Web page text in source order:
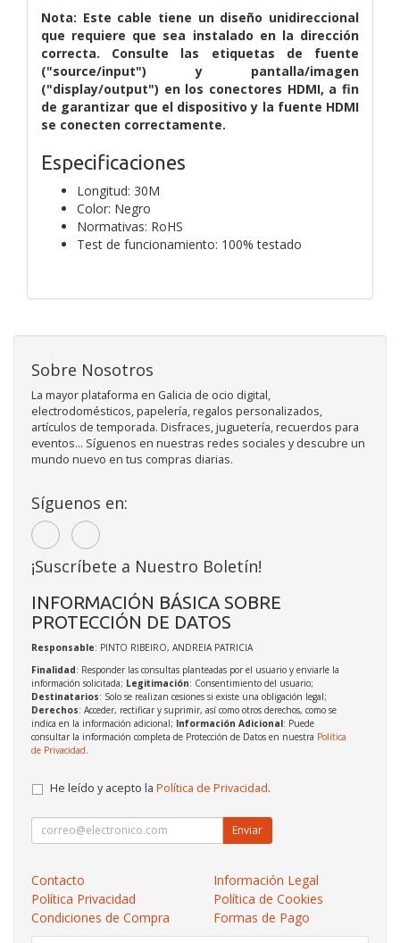
Nota: Este cable tiene un diseño unidireccional
que requiere que sea instalado en la dirección
correcta. Consulte las etiquetas de fuente
("source/input") y pantalla/imagen
("display/output") en los conectores HDMI, a fin
de garantizar que el dispositivo y la fuente HDMI
se conecten correctamente.
Especificaciones
Longitud: 30M
Color: Negro
Normativas: RoHS
Test de funcionamiento: 100% testado
Sobre Nosotros
La mayor plataforma en Galicia de ocio digital,
electrodomésticos, papelería, regalos personalizados,
artículos de temporada. Disfraces, juguetería, recuerdos para
eventos... Síguenos en nuestras redes sociales y descubre un
mundo nuevo en tus compras diarias.
Síguenos en:
¡Suscríbete a Nuestro Boletín!
INFORMACIÓN BÁSICA SOBRE
PROTECCIÓN DE DATOS
Responsable: PINTO RIBEIRO, ANDREIA PATRICIA
Finalidad: Responder las consultas planteadas por el usuario y enviarle la
información solicitada; Legitimación: Consentimiento del usuario;
Destinatarios: Solo se realizan cesiones si existe una obligación legal;
Derechos: Acceder, rectificar y suprimir, así como otros derechos, como se
indica en la información adicional; Información Adicional: Puede
consultar la información completa de Protección de Datos en nuestra Política
de Privacidad
He leído y acepto la Política de Privacidad.
Enviar
Contacto
Información Legal
Política Privacidad
Política de Cookies
Condiciones de Compra
Formas de Pago